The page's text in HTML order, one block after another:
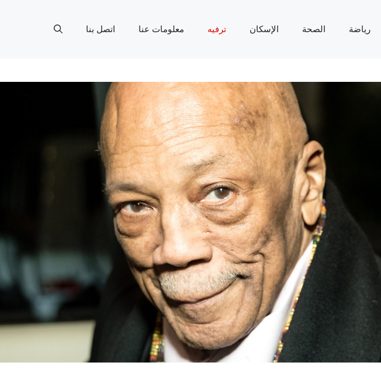
رياضة الصحة الإسكان ترفيه معلومات عنا اتصل بنا